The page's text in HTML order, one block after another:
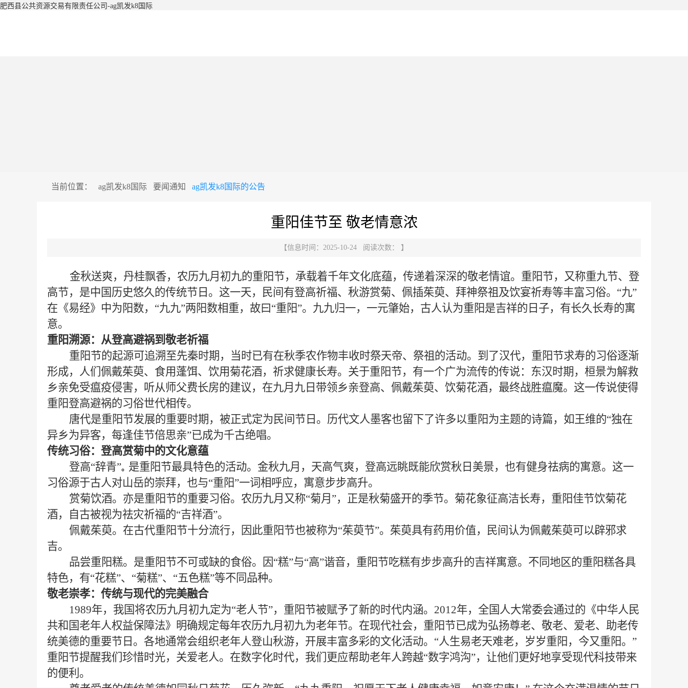
肥西县公共资源交易有限责任公司-ag凯发k8国际
当前位置： ag凯发k8国际 要闻通知 ag凯发k8国际的公告
重阳佳节至 敬老情意浓
【信息时间：2025-10-24 阅读次数： 】
金秋送爽，丹桂飘香，农历九月初九的重阳节，承载着千年文化底蕴，传递着深深的敬老情谊。重阳节，又称重九节、登
高节，是中国历史悠久的传统节日。这一天，民间有登高祈福、秋游赏菊、佩插茱萸、拜神祭祖及饮宴祈寿等丰富习俗。 “九”
在《易经》中为阳数，“九九”两阳数相重，故曰“重阳”。九九归一，一元肇始，古人认为重阳是吉祥的日子，有长久长寿的寓
意。
重阳溯源：从登高避祸到敬老祈福
重阳节的起源可追溯至先秦时期，当时已有在秋季农作物丰收时祭天帝、祭祖的活动。到了汉代，重阳节求寿的习俗逐渐
形成，人们佩戴茱萸、食用蓬饵、饮用菊花酒，祈求健康长寿。关于重阳节，有一个广为流传的传说：东汉时期，桓景为解救
乡亲免受瘟疫侵害，听从师父费长房的建议，在九月九日带领乡亲登高、佩戴茱萸、饮菊花酒，最终战胜瘟魔。这一传说使得
重阳登高避祸的习俗世代相传。
唐代是重阳节发展的重要时期，被正式定为民间节日。历代文人墨客也留下了许多以重阳为主题的诗篇，如王维的“独在
异乡为异客，每逢佳节倍思亲”已成为千古绝唱。
传统习俗：登高赏菊中的文化意蕴
登高“辞青”。 是重阳节最具特色的活动。金秋九月，天高气爽，登高远眺既能欣赏秋日美景，也有健身祛病的寓意。这一
习俗源于古人对山岳的崇拜，也与“重阳”一词相呼应，寓意步步高升。
赏菊饮酒。 亦是重阳节的重要习俗。农历九月又称“菊月”，正是秋菊盛开的季节。菊花象征高洁长寿，重阳佳节饮菊花
酒，自古被视为祛灾祈福的“吉祥酒”。
佩戴茱萸。 在古代重阳节十分流行，因此重阳节也被称为“茱萸节”。茱萸具有药用价值，民间认为佩戴茱萸可以辟邪求
吉。
品尝重阳糕。 是重阳节不可或缺的食俗。因 “糕”与“高”谐音，重阳节吃糕有步步高升的吉祥寓意。不同地区的重阳糕各具
特色，有“花糕”、“菊糕”、“五色糕”等不同品种。
敬老崇孝：传统与现代的完美融合
1989年，我国将农历九月初九定为“老人节”，重阳节被赋予了新的时代内涵。2012年，全国人大常委会通过的《中华人民
共和国老年人权益保障法》明确规定每年农历九月初九为老年节。在现代社会，重阳节已成为弘扬尊老、敬老、爱老、助老传
统美德的重要节日 。 各地通常会组织老年人登山秋游，开展丰富多彩的文化活动。 “人生易老天难老，岁岁重阳，今又重阳。”
重阳节提醒我们珍惜时光，关爱老人。在数字化时代，我们更应帮助老年人跨越“数字鸿沟”，让他们更好地享受现代科技带来
的便利。